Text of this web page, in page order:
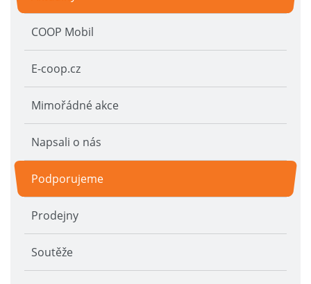
COOP Mobil
E-coop.cz
Mimořádné akce
Napsali o nás
Podporujeme
Prodejny
Soutěže